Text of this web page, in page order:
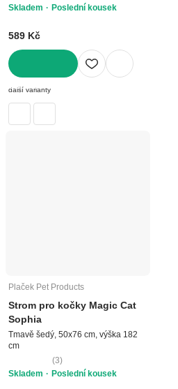
Skladem
Poslední kousek
589 Kč
DO KOŠÍKU
další varianty
Plaček Pet Products
Strom pro kočky Magic Cat
Sophia
Tmavě šedý, 50x76 cm, výška 182
cm
(3)
Skladem
Poslední kousek